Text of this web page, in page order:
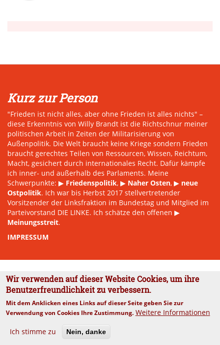
Kurz zur Person
"Frieden ist nicht alles, aber ohne Frieden ist alles nichts" –
diese Erkenntnis von Willy Brandt ist die Richtschnur meiner
politischen Arbeit in Zeiten der Militarisierung von
Außenpolitik. Die Welt braucht keine Kriege sondern Frieden
braucht gerechtes Teilen von Ressourcen, Wissen, Reichtum,
Macht, gesichert durch internationales Recht. Dafür kämpfe
ich inner- und außerhalb des Parlaments. Meine
Schwerpunkte: ▶ Friedenspolitik, ▶ Naher Osten, ▶ neue
Ostpolitik. Ich war bis Herbst 2017 stellvertretender
Vorsitzender der Linksfraktion im Bundestag und Mitglied im
Parteivorstand DIE LINKE. Ich schätze den offenen ▶
Meinungsstreit.
IMPRESSUM
Wir verwenden auf dieser Website Cookies, um ihre
Benutzerfreundlichkeit zu verbessern.
Mit dem Anklicken eines Links auf dieser Seite geben Sie zur
Verwendung von Cookies Ihre Zustimmung. Weitere Informationen
Ich stimme zu Nein, danke